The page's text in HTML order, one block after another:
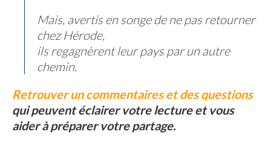
Mais, avertis en songe de ne pas retourner
chez Hérode,
ils regagnèrent leur pays par un autre
chemin.
Retrouver un commentaires et des questions
qui peuvent éclairer votre lecture et vous
aider à préparer votre partage.